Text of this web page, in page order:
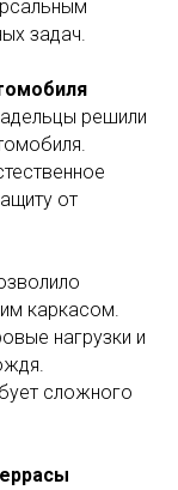
задач.
решили
от
каркасом.
нагрузки и
сложного